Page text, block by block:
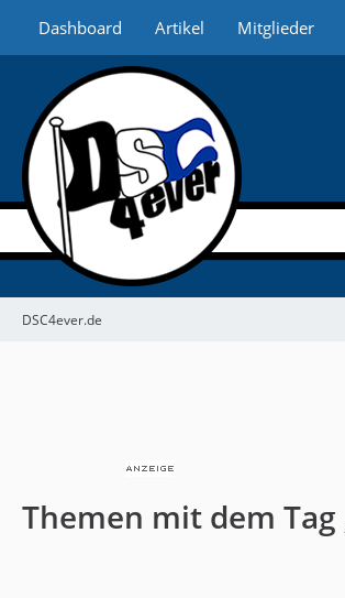
Dashboard Artikel Mitglieder
DSC4ever.de
Themen mit dem Tag